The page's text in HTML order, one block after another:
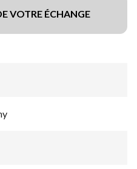
VOTRE ÉCHANGE